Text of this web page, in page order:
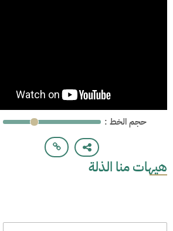
: حجم الخط
هيهات منا الذلة